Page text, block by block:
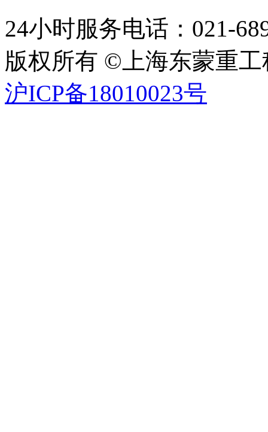
24小时服务电话：021-
版权所有 ©上海东蒙重
沪ICP备18010023号